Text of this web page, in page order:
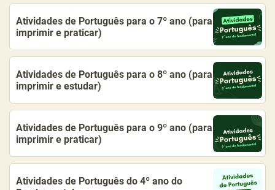
Atividades de Português para o 7º ano (para
imprimir e praticar)
Atividades de Português para o 8º ano (para
imprimir e estudar)
Atividades de Português para o 9º ano (para
imprimir e praticar)
Atividades de Português do 4º ano do